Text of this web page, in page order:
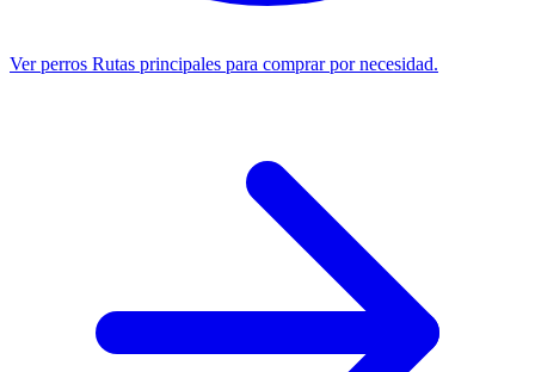
Ver perros Rutas principales para comprar por necesidad.